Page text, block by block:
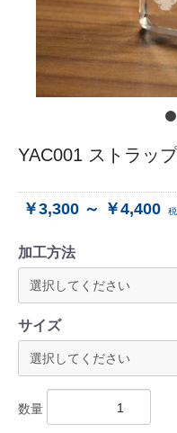
YAC001 ストラッ
￥3,300 ～ ￥4,400
加工方法
サイズ
数量